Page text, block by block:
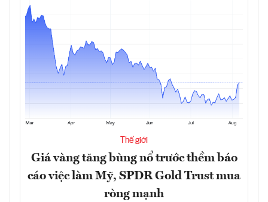
Thế giới
Giá vàng tăng bùng nổ trước thềm báo
cáo việc làm Mỹ, SPDR Gold Trust mua
ròng mạnh